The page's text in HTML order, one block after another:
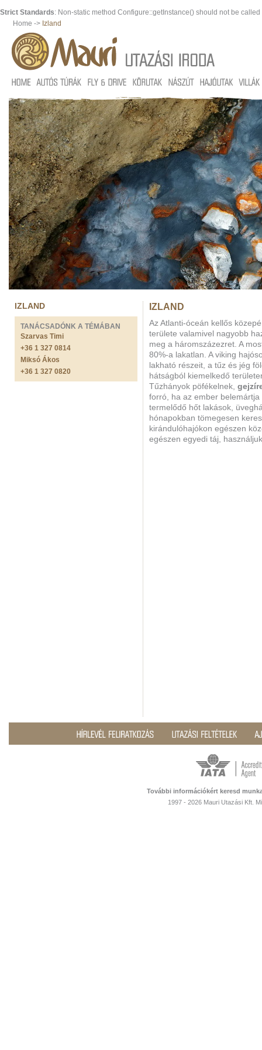
Strict Standards: Non-static method Configure::getInstance() should not be
Home -> Izland
IZLAND
TANÁCSADÓNK A TÉMÁBAN
Szarvas Timi
+36 1 327 0814
Miksó Ákos
+36 1 327 0820
IZLAND
Az Atlanti-óceán kellős
területe valamivel nagyobb
meg a háromszázezret. A
80%-a lakatlan. A viking
lakható részeit, a tűz és jég
hátságból kiemelkedő
Tűzhányok pöfékelnek,
forró, ha az ember
termelődő hőt lakások,
hónapokban tömegesen
kirándulóhajókon egészen
egészen egyedi táj,
További információkért keresd
1997 - 2026 Mauri Utazási Kft.